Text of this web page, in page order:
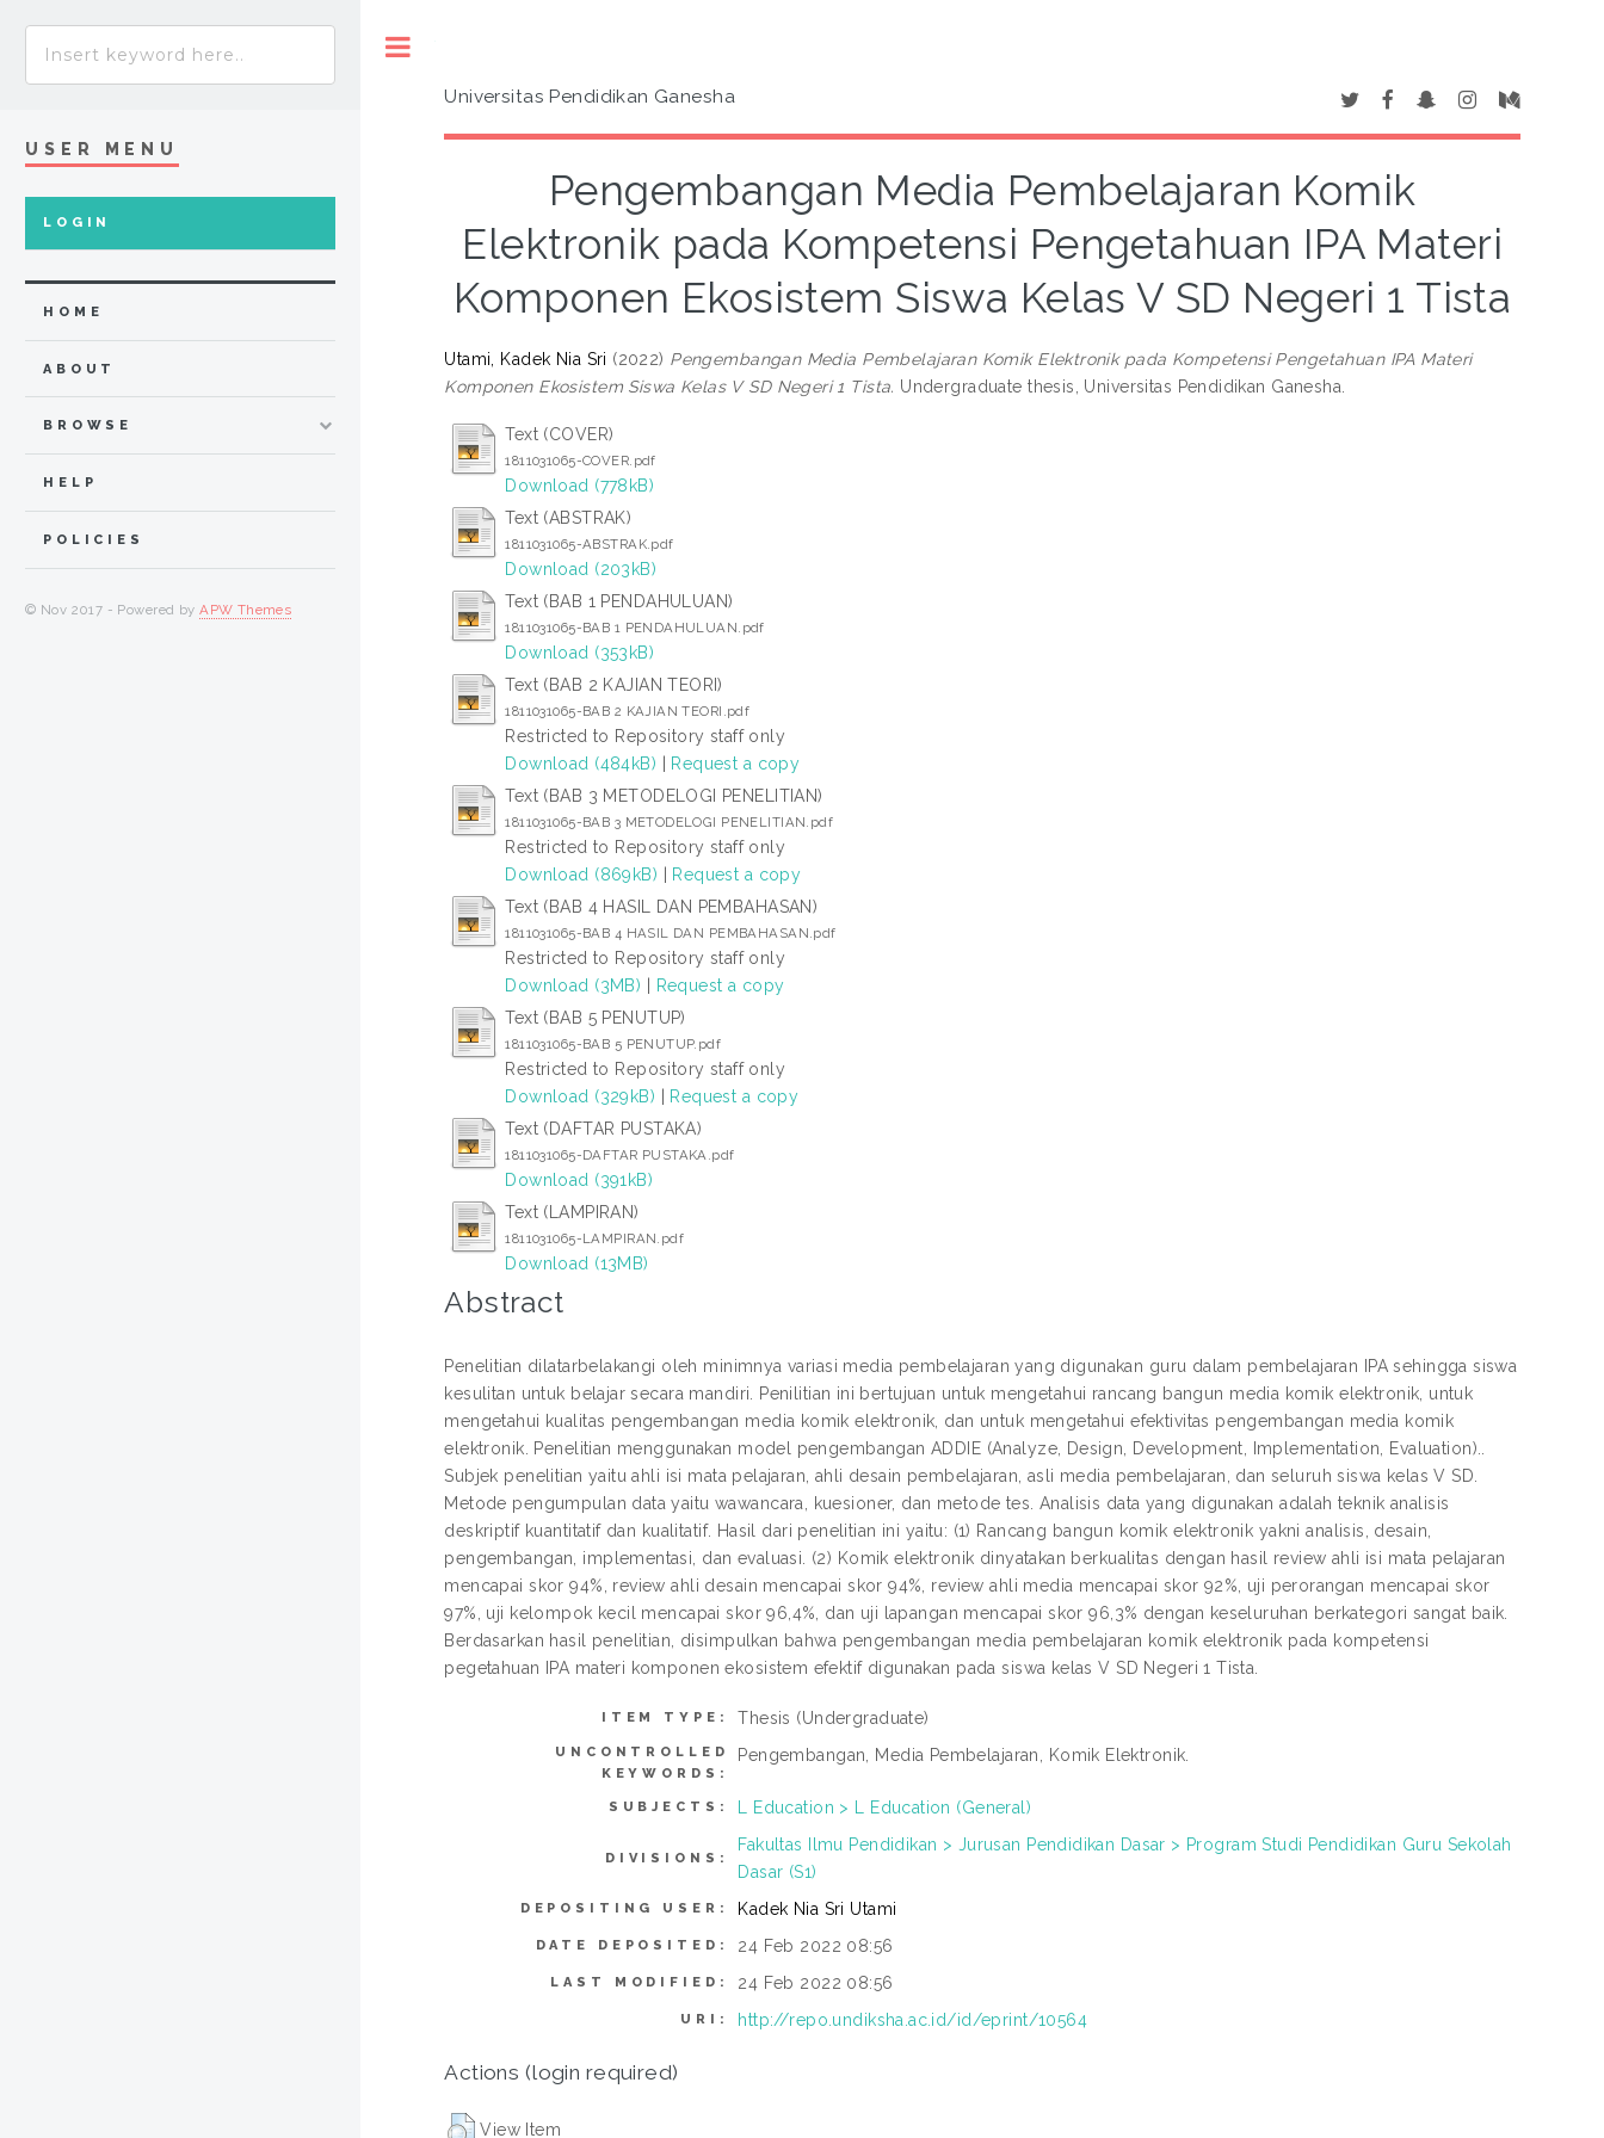
Universitas Pendidikan Ganesha
Pengembangan Media Pembelajaran Komik
Elektronik pada Kompetensi Pengetahuan IPA Materi
Komponen Ekosistem Siswa Kelas V SD Negeri 1 Tista
Utami, Kadek Nia Sri (2022) Pengembangan Media Pembelajaran Komik Elektronik pada Kompetensi Pengetahuan IPA Materi
Komponen Ekosistem Siswa Kelas V SD Negeri 1 Tista. Undergraduate thesis, Universitas Pendidikan Ganesha.
Text (COVER)
1811031065-COVER.pdf
Download (778kB)
Text (ABSTRAK)
1811031065-ABSTRAK.pdf
Download (203kB)
Text (BAB 1 PENDAHULUAN)
1811031065-BAB 1 PENDAHULUAN.pdf
Download (353kB)
Text (BAB 2 KAJIAN TEORI)
1811031065-BAB 2 KAJIAN TEORI.pdf
Restricted to Repository staff only
Download (484kB) | Request a copy
Text (BAB 3 METODELOGI PENELITIAN)
1811031065-BAB 3 METODELOGI PENELITIAN.pdf
Restricted to Repository staff only
Download (869kB) | Request a copy
Text (BAB 4 HASIL DAN PEMBAHASAN)
1811031065-BAB 4 HASIL DAN PEMBAHASAN.pdf
Restricted to Repository staff only
Download (3MB) | Request a copy
Text (BAB 5 PENUTUP)
1811031065-BAB 5 PENUTUP.pdf
Restricted to Repository staff only
Download (329kB) | Request a copy
Text (DAFTAR PUSTAKA)
1811031065-DAFTAR PUSTAKA.pdf
Download (391kB)
Text (LAMPIRAN)
1811031065-LAMPIRAN.pdf
Download (13MB)
Abstract
Penelitian dilatarbelakangi oleh minimnya variasi media pembelajaran yang digunakan guru dalam pembelajaran IPA sehingga siswa
kesulitan untuk belajar secara mandiri. Penilitian ini bertujuan untuk mengetahui rancang bangun media komik elektronik, untuk
mengetahui kualitas pengembangan media komik elektronik, dan untuk mengetahui efektivitas pengembangan media komik
elektronik. Penelitian menggunakan model pengembangan ADDIE (Analyze, Design, Development, Implementation, Evaluation)..
Subjek penelitian yaitu ahli isi mata pelajaran, ahli desain pembelajaran, asli media pembelajaran, dan seluruh siswa kelas V SD.
Metode pengumpulan data yaitu wawancara, kuesioner, dan metode tes. Analisis data yang digunakan adalah teknik analisis
deskriptif kuantitatif dan kualitatif. Hasil dari penelitian ini yaitu: (1) Rancang bangun komik elektronik yakni analisis, desain,
pengembangan, implementasi, dan evaluasi. (2) Komik elektronik dinyatakan berkualitas dengan hasil review ahli isi mata pelajaran
mencapai skor 94%, review ahli desain mencapai skor 94%, review ahli media mencapai skor 92%, uji perorangan mencapai skor
97%, uji kelompok kecil mencapai skor 96,4%, dan uji lapangan mencapai skor 96,3% dengan keseluruhan berkategori sangat baik.
Berdasarkan hasil penelitian, disimpulkan bahwa pengembangan media pembelajaran komik elektronik pada kompetensi
pegetahuan IPA materi komponen ekosistem efektif digunakan pada siswa kelas V SD Negeri 1 Tista.
ITEM TYPE: Thesis (Undergraduate)
UNCONTROLLED
KEYWORDS:
Pengembangan, Media Pembelajaran, Komik Elektronik.
SUBJECTS: L Education > L Education (General)
DIVISIONS:
Fakultas Ilmu Pendidikan > Jurusan Pendidikan Dasar > Program Studi Pendidikan Guru Sekolah
Dasar (S1)
DEPOSITING USER: Kadek Nia Sri Utami
DATE DEPOSITED: 24 Feb 2022 08:56
LAST MODIFIED: 24 Feb 2022 08:56
URI: http://repo.undiksha.ac.id/id/eprint/10564
Actions (login required)
View Item
USER MENU
LOGIN
HOME
ABOUT
BROWSE
HELP
POLICIES
© Nov 2017 - Powered byAPW Themes